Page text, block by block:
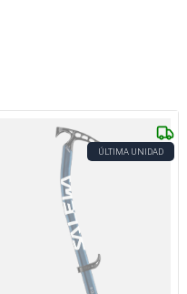
ÚLTIMA UNIDAD